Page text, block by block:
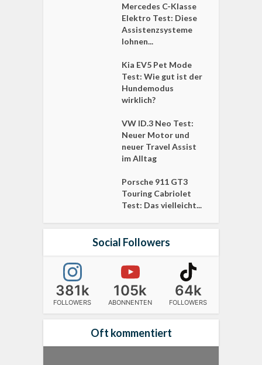
Mercedes C-Klasse
Elektro Test: Diese
Assistenzsysteme
lohnen...
Kia EV5 Pet Mode
Test: Wie gut ist der
Hundemodus
wirklich?
VW ID.3 Neo Test:
Neuer Motor und
neuer Travel Assist
im Alltag
Porsche 911 GT3
Touring Cabriolet
Test: Das vielleicht...
Social Followers
381k
FOLLOWERS
105k
ABONNENTEN
64k
FOLLOWERS
Oft kommentiert